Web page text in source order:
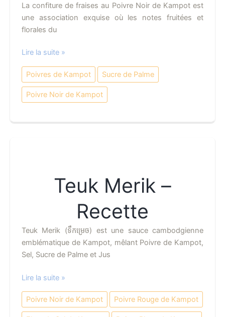
La confiture de fraises au Poivre Noir de Kampot est
une association exquise où les notes fruitées et
florales du
Confiture
Fraises
au
Poivre
Lire la suite »
Poivres de Kampot Sucre de Palme
Poivre Noir de Kampot
Teuk Merik –
Recette
Teuk Merik (ទឹកម្រេច) est une sauce cambodgienne
emblématique de Kampot, mêlant Poivre de Kampot,
Sel, Sucre de Palme et Jus
Teuk
Merik
Recette
Lire la suite »
Poivre Noir de Kampot Poivre Rouge de Kampot